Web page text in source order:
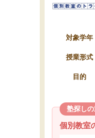
対象学年
授業形式
目的
塾探し
個別教室